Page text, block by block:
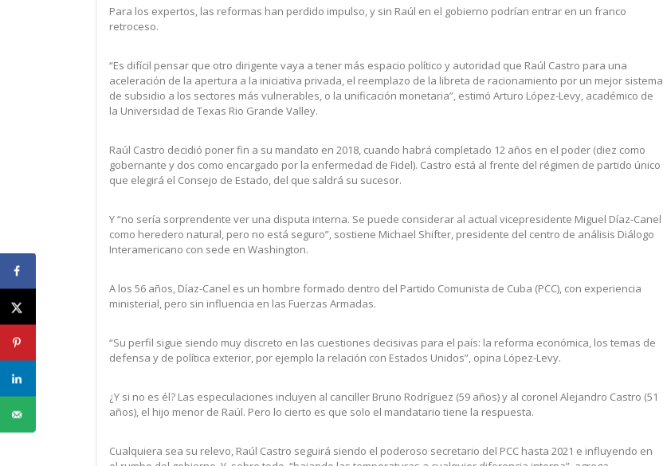
Para los expertos, las reformas han perdido impulso, y sin Raúl en el gobierno podrían entrar en un franco
retroceso.
“Es difícil pensar que otro dirigente vaya a tener más espacio político y autoridad que Raúl Castro para una
aceleración de la apertura a la iniciativa privada, el reemplazo de la libreta de racionamiento por un mejor sistema
de subsidio a los sectores más vulnerables, o la unificación monetaria”, estimó Arturo López-Levy, académico de
la Universidad de Texas Rio Grande Valley.
Raúl Castro decidió poner fin a su mandato en 2018, cuando habrá completado 12 años en el poder (diez como
gobernante y dos como encargado por la enfermedad de Fidel). Castro está al frente del régimen de partido único
que elegirá el Consejo de Estado, del que saldrá su sucesor.
Y “no sería sorprendente ver una disputa interna. Se puede considerar al actual vicepresidente Miguel Díaz-Canel
como heredero natural, pero no está seguro”, sostiene Michael Shifter, presidente del centro de análisis Diálogo
Interamericano con sede en Washington.
A los 56 años, Díaz-Canel es un hombre formado dentro del Partido Comunista de Cuba (PCC), con experiencia
ministerial, pero sin influencia en las Fuerzas Armadas.
“Su perfil sigue siendo muy discreto en las cuestiones decisivas para el país: la reforma económica, los temas de
defensa y de política exterior, por ejemplo la relación con Estados Unidos”, opina López-Levy.
¿Y si no es él? Las especulaciones incluyen al canciller Bruno Rodríguez (59 años) y al coronel Alejandro Castro (51
años), el hijo menor de Raúl. Pero lo cierto es que solo el mandatario tiene la respuesta.
Cualquiera sea su relevo, Raúl Castro seguirá siendo el poderoso secretario del PCC hasta 2021 e influyendo en